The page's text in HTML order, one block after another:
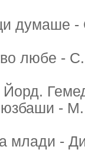
думаше -
любе -
-
млади -